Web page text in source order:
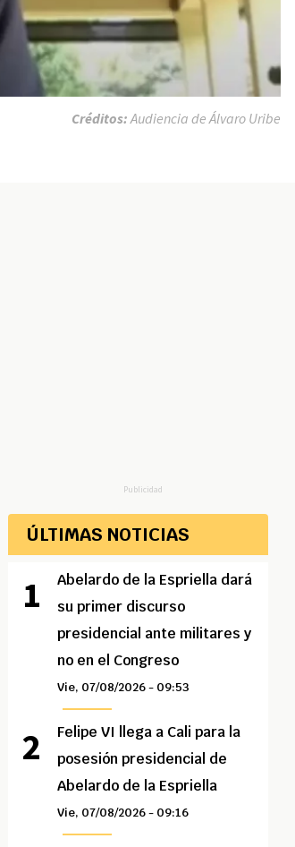
Créditos: Audiencia de Álvaro Uribe
Publicidad
ÚLTIMAS NOTICIAS
Abelardo de la Espriella dará
su primer discurso
presidencial ante militares y
no en el Congreso
Vie, 07/08/2026 - 09:53
Felipe VI llega a Cali para la
posesión presidencial de
Abelardo de la Espriella
Vie, 07/08/2026 - 09:16